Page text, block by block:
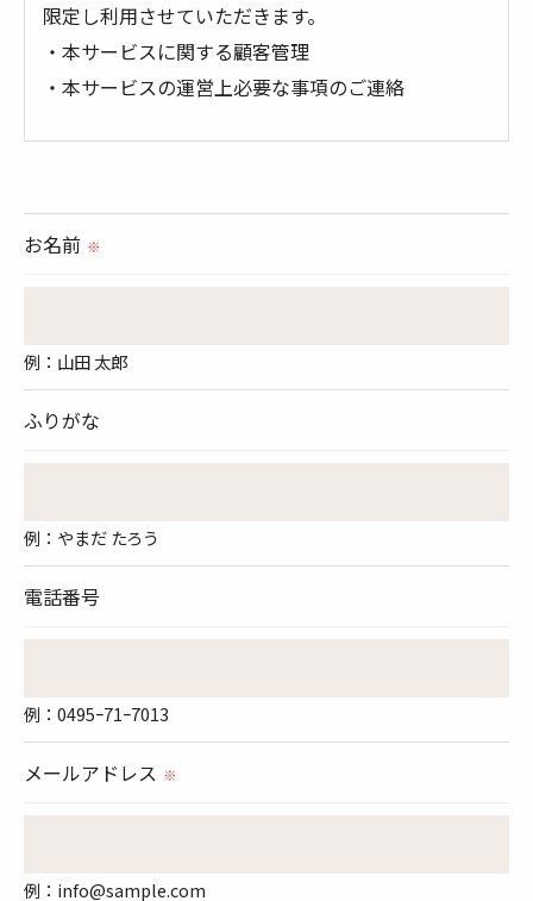
限定し利用させていただきます。
・本サービスに関する顧客管理
・本サービスの運営上必要な事項のご連絡
られた場合を除き、
＜個人情報の委託について＞
当社では、利用目的の達成に必要な範囲において、
個人情報を外部に委託する場合があります。
＜個人情報の安全管理＞
当社では、個人情報の漏洩等がなされないよう、適
＜個人情報を与えなかった場合に生じる結果＞
必要な情報を頂けない場合は、それに対応した当社
のサービスをご提供できない場合がございますので
お名前 ※
例：山田 太郎
ふりがな
例：やまだ たろう
電話番号
例：0495ｰ71ｰ7013
メールアドレス ※
例：info@sample.com